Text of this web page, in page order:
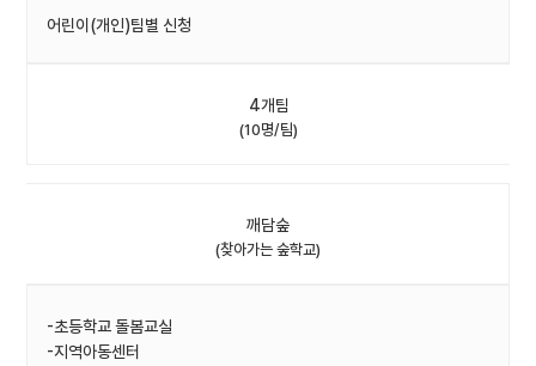
어린이(개인)팀별 신청
4개팀
(10명/팀)
깨담숲
(찾아가는 숲학교)
-초등학교 돌봄교실
-지역아동센터